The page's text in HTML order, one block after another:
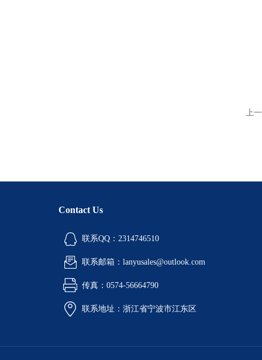
上
Contact Us
联系QQ：2314746510
联系邮箱：lanyusales@outlook.com
传真：0574-56664790
联系地址：浙江省宁波市江东区